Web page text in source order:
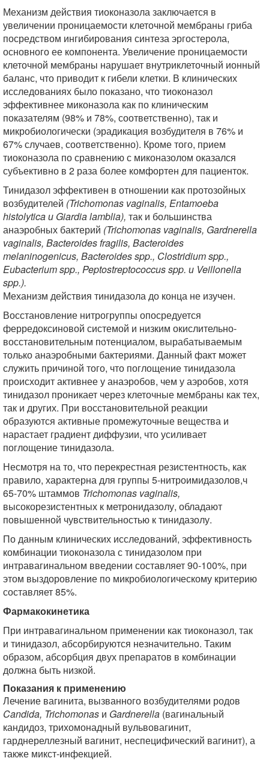
Механизм действия тиоконазола заключается в
увеличении проницаемости клеточной мембраны гриба
посредством ингибирования синтеза эргостерола,
основного ее компонента. Увеличение проницаемости
клеточной мембраны нарушает внутриклеточный ионный
баланс, что приводит к гибели клетки. В клинических
исследованиях было показано, что тиоконазол
эффективнее миконазола как по клиническим
показателям (98% и 78%, соответственно), так и
микробиологически (эрадикация возбудителя в 76% и
67% случаев, соответственно). Кроме того, прием
тиоконазола по сравнению с миконазолом оказался
субъективно в 2 раза более комфортен для пациенток.
Тинидазол эффективен в отношении как протозойных
возбудителей (Trichomonas vaginalis, Entamoeba
histolytica и Giardia lamblia), так и большинства
анаэробных бактерий (Trichomonas vaginalis, Gardnerella
vaginalis, Bacteroides fragilis, Bacteroides
melaninogenicus, Bacteroides spp., Clostridium spp.,
Eubacterium spp., Peptostreptococcus spp. и Veillonella
spp.).
Механизм действия тинидазола до конца не изучен.
Восстановление нитрогруппы опосредуется
ферредоксиновой системой и низким окислительно-
восстановительным потенциалом, вырабатываемым
только анаэробными бактериями. Данный факт может
служить причиной того, что поглощение тинидазола
происходит активнее у анаэробов, чем у аэробов, хотя
тинидазол проникает через клеточные мембраны как тех,
так и других. При восстановительной реакции
образуются активные промежуточные вещества и
нарастает градиент диффузии, что усиливает
поглощение тинидазола.
Несмотря на то, что перекрестная резистентность, как
правило, характерна для группы 5-нитроимидазолов,ч
65-70% штаммов Trichomonas vaginalis,
высокорезистентных к метронидазолу, обладают
повышенной чувствительностью к тинидазолу.
По данным клинических исследований, эффективность
комбинации тиоконазола с тинидазолом при
интравагинальном введении составляет 90-100%, при
этом выздоровление по микробиологическому критерию
составляет 85%.
Фармакокинетика
При интравагинальном применении как тиоконазол, так
и тинидазол, абсорбируются незначительно. Таким
образом, абсорбция двух препаратов в комбинации
должна быть низкой.
Показания к применению
Лечение вагинита, вызванного возбудителями родов
Candida, Trichomonas и Gardnerella (вагинальный
кандидоз, трихомонадный вульвовагинит,
гарднереллезный вагинит, неспецифический вагинит), а
также микст-инфекцией.